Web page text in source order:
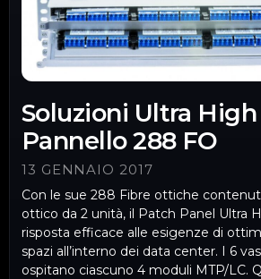
Soluzioni Ultra
Pannello 288 FO
13 GENNAIO 2017
Con le sue 288 Fibre ottiche
ottico da 2 unità, il Patch Panel Ultra
risposta efficace alle esigenze di
spazi all’interno dei data center. I 6
ospitano ciascuno 4 moduli MTP/LC.